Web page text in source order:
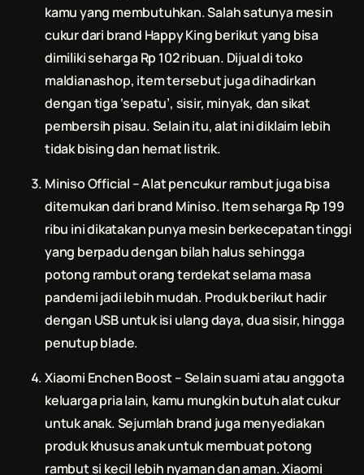
kamu yang membutuhkan. Salah satunya mesin
cukur dari brand Happy King berikut yang bisa
dimiliki seharga Rp 102 ribuan. Dijual di toko
maldianashop, item tersebut juga dihadirkan
dengan tiga ‘sepatu’, sisir, minyak, dan sikat
pembersih pisau. Selain itu, alat ini diklaim lebih
tidak bising dan hemat listrik.
Miniso Official – Alat pencukur rambut juga bisa
ditemukan dari brand Miniso. Item seharga Rp 199
ribu ini dikatakan punya mesin berkecepatan tinggi
yang berpadu dengan bilah halus sehingga
potong rambutorang terdekat selama masa
pandemi jadi lebih mudah. Produk berikut hadir
dengan USB untuk isi ulang daya, dua sisir, hingga
penutup blade.
Xiaomi Enchen Boost – Selain suami atau anggota
keluarga pria lain, kamu mungkin butuh alat cukur
untuk anak. Sejumlah brand juga menyediakan
produk khusus anak untuk membuatpotong
rambutsi kecil lebih nyaman dan aman. Xiaomi